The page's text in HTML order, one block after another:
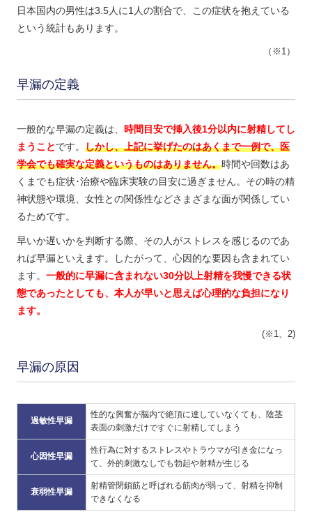
日本国内の男性は3.5人に1人の割合で、この症状を抱えている
という統計もあります。
（※1）
早漏の定義
一般的な早漏の定義は、 時間目安で挿入後1分以内に射精してし
まうことです。 しかし、上記に挙げたのはあくまで一例で、医
学会でも確実な定義というものはありません。時間や回数はあ
くまでも症状･治療や臨床実験の目安に過ぎません。その時の精
神状態や環境、女性との関係性などさまざまな面が関係してい
るためです。
早いか遅いかを判断する際、その人がストレスを感じるのであ
れば早漏といえます。したがって、心因的な要因も含まれてい
ます。 一般的に早漏に含まれない30分以上射精を我慢できる状
態であったとしても、本人が早いと思えば心理的な負担になり
ます。
(※1、2)
早漏の原因
過敏性早漏
性的な興奮が脳内で絶頂に達していなくても、陰茎
表面の刺激だけですぐに射精してしまう
心因性早漏
性行為に対するストレスやトラウマが引き金になっ
て、外的刺激なしでも勃起や射精が生じる
衰弱性早漏
射精管閉鎖筋と呼ばれる筋肉が弱って、射精を抑制
できなくなる